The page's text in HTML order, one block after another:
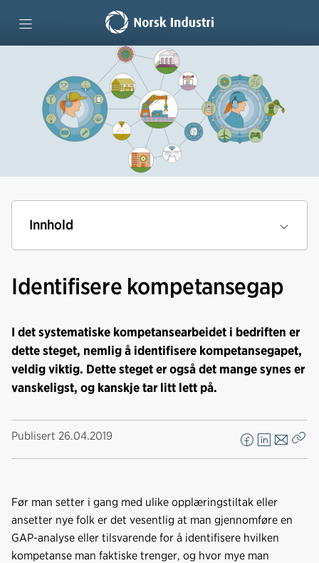
Teknologiutdanninger
Lag kompetansestrategi
Innhold
Identifisere kompetansegap
I det systematiske kompetansearbeidet i bedriften er
dette steget, nemlig å identifisere kompetansegapet,
veldig viktig. Dette steget er også det mange synes er
vanskeligst, og kanskje tar litt lett på.
Publisert 26.04.2019
F
a
e
b
o
L
i
k
e
d
E
-
o
s
t
Før man setter i gang med ulike opplæringstiltak eller
ansetter nye folk er det vesentlig at man gjennomføre en
GAP-analyse eller tilsvarende for å identifisere hvilken
kompetanse man faktiske trenger, og hvor mye man